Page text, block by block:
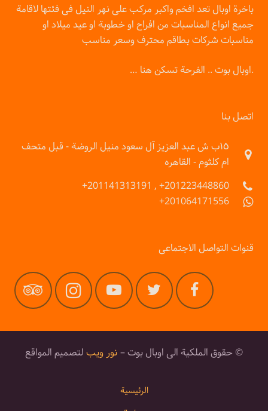
باخرة اوبال تعد افخم واكبر مركب على نهر النيل فى فئتها لاقامة
جميع انواع المناسبات من افراح او خطوبة او عيد ميلاد او
مناسبات شركات بطاقم محترف وسعر مناسب
… اوبال بوت .. الفرحة تسكن هنا.
اتصل بنا
١٥ب ش عبد العزيز آل سعود منيل الروضة - قبل متحف
ام كلثوم - القاهره
201223448860+ , 201141313191+
201064171556+
قنوات التواصل الاجتماعى
© حقوق الملكية الى اوبال بوت –نور ويبلتصميم المواقع
الرئيسية